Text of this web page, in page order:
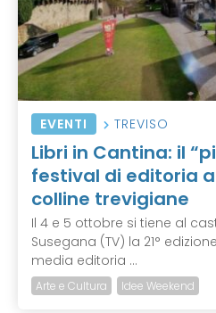
EVENTI TREVISO
Libri in Cantina: il
festival di editoria
colline trevigiane
Il 4 e 5 ottobre si tiene al
Susegana (TV) la 21°
media editoria ...
Arte e Cultura Idee Weekend